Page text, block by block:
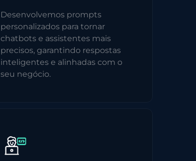
Desenvolvemos prompts
personalizados para tornar
chatbots e assistentes mais
precisos, garantindo respostas
inteligentes e alinhadas com o
seu negócio.